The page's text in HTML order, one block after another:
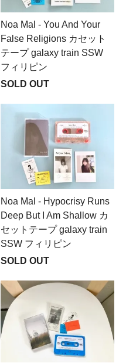
Noa Mal - You And Your
False Religions カセット
テープ galaxy train SSW
フィリピン
SOLD OUT
Noa Mal - Hypocrisy Runs
Deep But I Am Shallow カ
セットテープ galaxy train
SSW フィリピン
SOLD OUT